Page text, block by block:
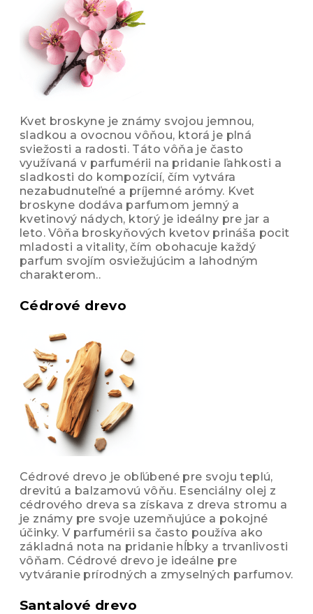
Kvet broskyne je známy svojou jemnou,
sladkou a ovocnou vôňou, ktorá je plná
sviežosti a radosti. Táto vôňa je často
využívaná v parfumérii na pridanie ľahkosti a
sladkosti do kompozícií, čím vytvára
nezabudnuteľné a príjemné arómy. Kvet
broskyne dodáva parfumom jemný a
kvetinový nádych, ktorý je ideálny pre jar a
leto. Vôňa broskyňových kvetov prináša pocit
mladosti a vitality, čím obohacuje každý
parfum svojím osviežujúcim a lahodným
charakterom..
Cédrové drevo
Cédrové drevo je obľúbené pre svoju teplú,
drevitú a balzamovú vôňu. Esenciálny olej z
cédrového dreva sa získava z dreva stromu a
je známy pre svoje uzemňujúce a pokojné
účinky. V parfumérii sa často používa ako
základná nota na pridanie hĺbky a trvanlivosti
vôňam. Cédrové drevo je ideálne pre
vytváranie prírodných a zmyselných parfumov.
Santalové drevo